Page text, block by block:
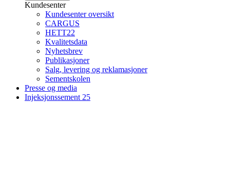
Kundesenter
Kundesenter oversikt
CARGUS
HETT22
Kvalitetsdata
Nyhetsbrev
Publikasjoner
Salg, levering og reklamasjoner
Sementskolen
Presse og media
Injeksjonssement 25